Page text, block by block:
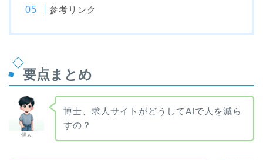
参考リンク
要点まとめ
健太
博士、求人サイトがどうしてAIで人を減ら
すの？